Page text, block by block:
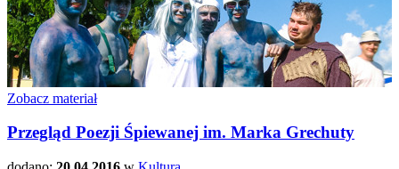
Zobacz materiał
Przegląd Poezji Śpiewanej im. Marka Grechuty